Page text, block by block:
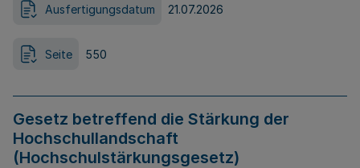
Ausfertigungsdatum 21.07.2026
Seite 550
Gesetz betreffend die Stärkung der
Hochschullandschaft
(Hochschulstärkungsgesetz)